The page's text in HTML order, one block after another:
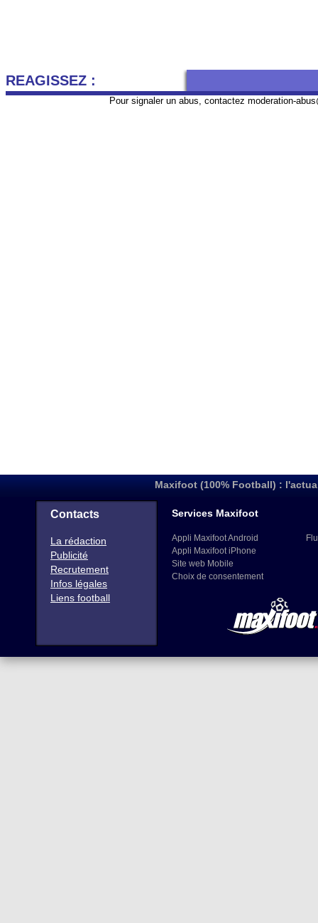
REAGISSEZ :
Pour signaler un abus, contactez moderation-
Maxifoot (100% Football) :
Contacts
La rédaction
Publicité
Recrutement
Infos légales
Liens football
Services Maxifoot
Appli Maxifoot Android
Appli Maxifoot iPhone
Site web Mobile
Choix de consentement